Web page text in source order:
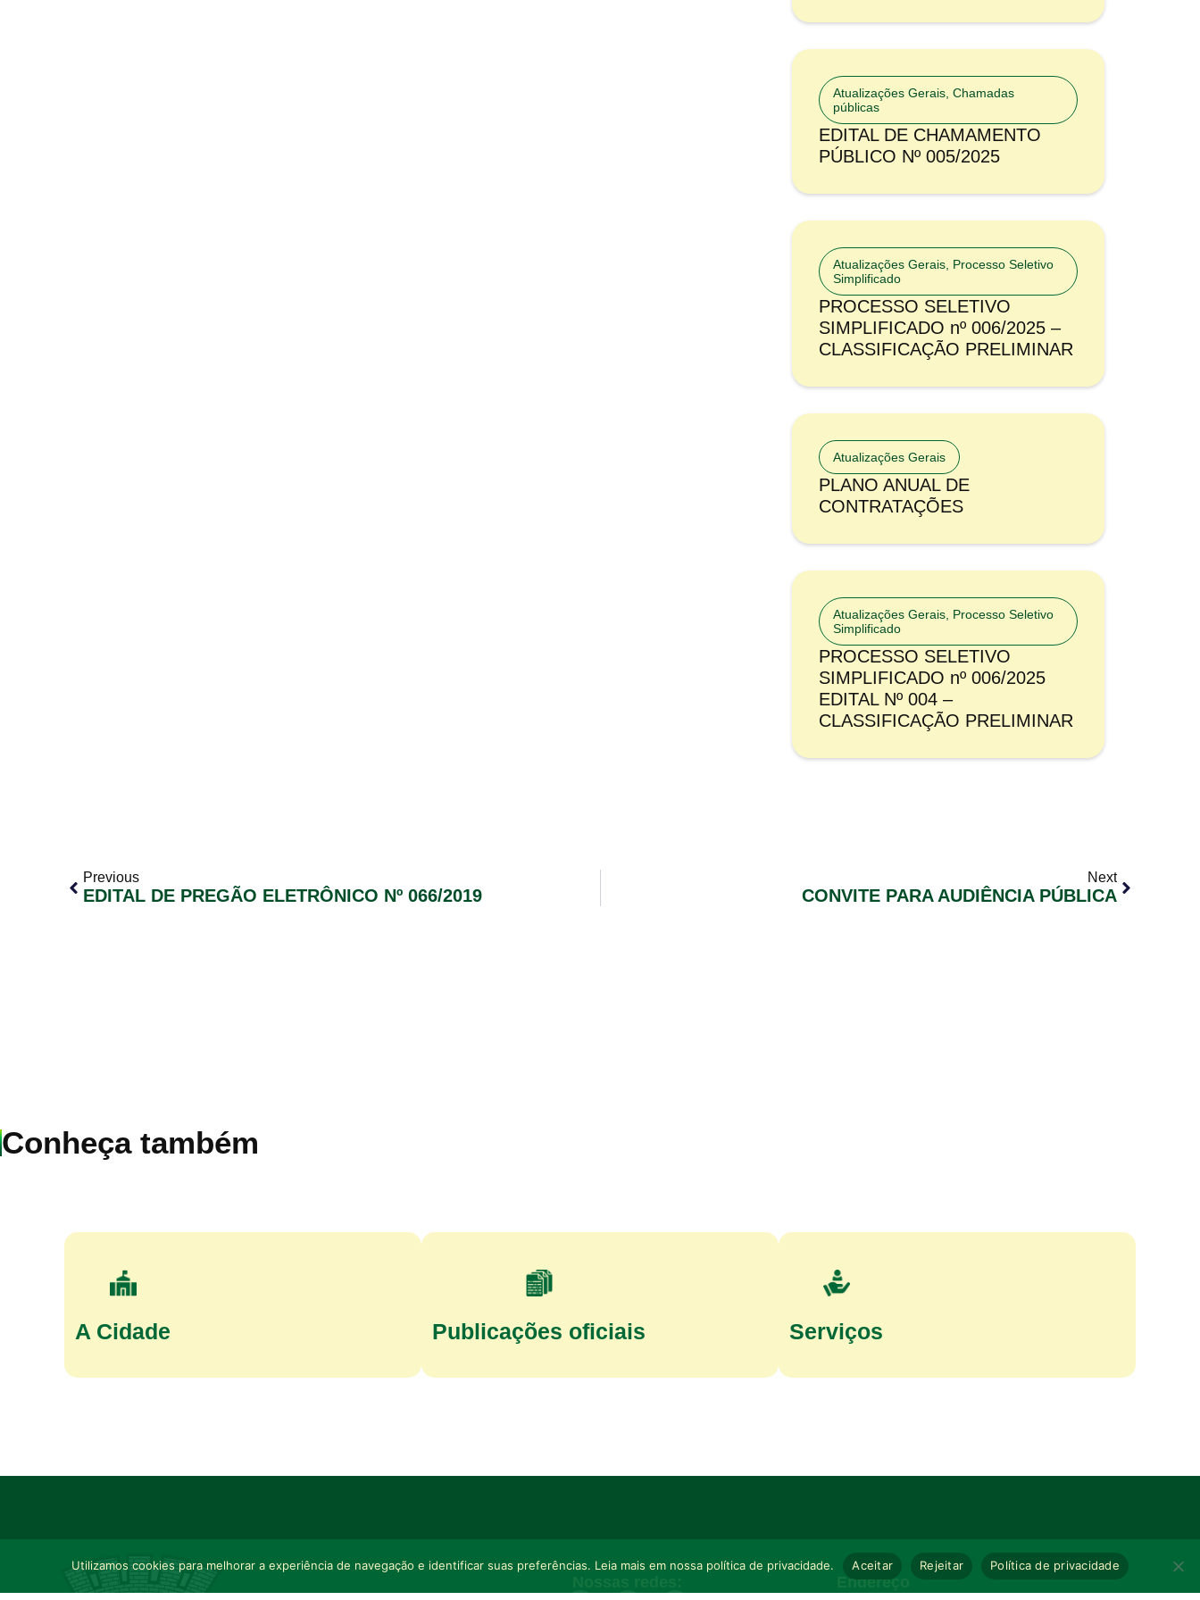
Atualizações Gerais Chamadas
públicas
EDITAL DE CHAMAMENTO
PÚBLICO Nº 005/2025
Atualizações Gerais Processo Seletivo
Simplificado
PROCESSO SELETIVO
SIMPLIFICADO nº 006/2025 –
CLASSIFICAÇÃO PRELIMINAR
Atualizações Gerais
PLANO ANUAL DE
CONTRATAÇÕES
Atualizações Gerais Processo Seletivo
Simplificado
PROCESSO SELETIVO
SIMPLIFICADO nº 006/2025
EDITAL Nº 004 –
CLASSIFICAÇÃO PRELIMINAR
Previous
EDITAL DE PREGÃO ELETRÔNICO Nº 066/2019
Next
CONVITE PARA AUDIÊNCIA PÚBLICA
Conheça também
A Cidade Publicações oficiais Serviços
Endereço
Utilizamos cookies para melhorar a experiência de navegação e identificar suas preferências. Leia mais em nossa política de privacidade. Aceitar Rejeitar Política de privacidade